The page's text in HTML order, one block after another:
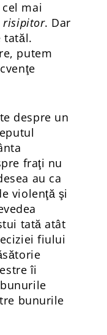
mai
risipitor. Dar
tatăl.
putem
despre un
fraţi nu
au ca
violenţă şi
tată atât
fiului
îi
bunurile